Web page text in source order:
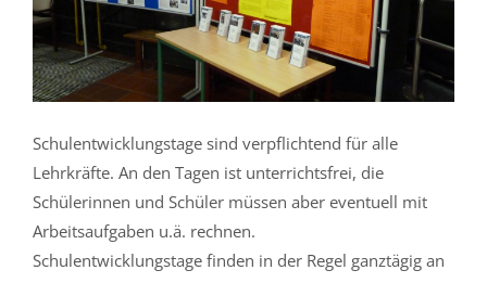
Schulentwicklungstage sind verpflichtend für alle
Lehrkräfte. An den Tagen ist unterrichtsfrei, die
Schülerinnen und Schüler müssen aber eventuell mit
Arbeitsaufgaben u.ä. rechnen.
Schulentwicklungstage finden in der Regel ganztägig an